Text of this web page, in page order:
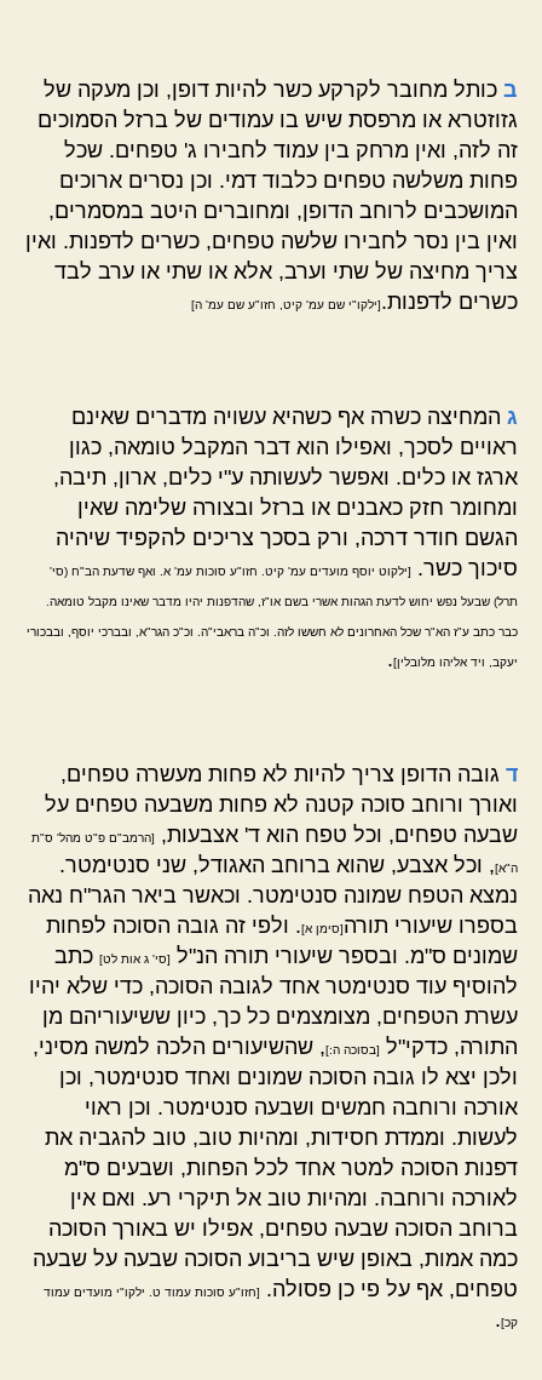
ב כותל מחובר לקרקע כשר להיות דופן, וכן מעקה של
גזוזטרא או מרפסת שיש בו עמודים של ברזל הסמוכים
זה לזה, ואין מרחק בין עמוד לחבירו ג' טפחים. שכל
פחות משלשה טפחים כלבוד דמי. וכן נסרים ארוכים
המושכבים לרוחב הדופן, ומחוברים היטב במסמרים,
ואין בין נסר לחבירו שלשה טפחים, כשרים לדפנות. ואין
צריך מחיצה של שתי וערב, אלא או שתי או ערב לבד
כשרים לדפנות.[ילקו"י שם עמ' קיט, חזו"ע שם עמ' ה]
ג המחיצה כשרה אף כשהיא עשויה מדברים שאינם
ראויים לסכך, ואפילו הוא דבר המקבל טומאה, כגון
ארגז או כלים. ואפשר לעשותה ע"י כלים, ארון, תיבה,
ומחומר חזק כאבנים או ברזל ובצורה שלימה שאין
הגשם חודר דרכה, ורק בסכך צריכים להקפיד שיהיה
סיכוך כשר.
[ילקוט יוסף מועדים עמ' קיט. חזו"ע סוכות עמ' א. ואף שדעת הב"ח (סי'
תרל) שבעל נפש יחוש לדעת הגהות אשרי בשם או"ז, שהדפנות יהיו מדבר שאינו מקבל טומאה.
כבר כתב ע"ז הא"ר שכל האחרונים לא חששו לזה. וכ"ה בראבי"ה. וכ"כ הגר"א, ובברכי יוסף, ובבכורי
יעקב, ויד אליהו מלובלין].
ד גובה הדופן צריך להיות לא פחות מעשרה טפחים,
ואורך ורוחב סוכה קטנה לא פחות משבעה טפחים על
שבעה טפחים, וכל טפח הוא ד' אצבעות,
[הרמב"ם פ"ט מהל' ס"ת
ה"א], וכל אצבע, שהוא ברוחב האגודל, שני סנטימטר.
נמצא הטפח שמונה סנטימטר. וכאשר ביאר הגר"ח נאה
בספרו שיעורי תורה[סימן א]. ולפי זה גובה הסוכה לפחות
שמונים ס"מ. ובספר שיעורי תורה הנ"ל [סי' ג אות לט] כתב
להוסיף עוד סנטימטר אחד לגובה הסוכה, כדי שלא יהיו
עשרת הטפחים, מצומצמים כל כך, כיון ששיעוריהם מן
התורה, כדקי"ל [בסוכה ה:], שהשיעורים הלכה למשה מסיני,
ולכן יצא לו גובה הסוכה שמונים ואחד סנטימטר, וכן
אורכה ורוחבה חמשים ושבעה סנטימטר. וכן ראוי
לעשות. וממדת חסידות, ומהיות טוב, טוב להגביה את
דפנות הסוכה למטר אחד לכל הפחות, ושבעים ס"מ
לאורכה ורוחבה. ומהיות טוב אל תיקרי רע. ואם אין
ברוחב הסוכה שבעה טפחים, אפילו יש באורך הסוכה
כמה אמות, באופן שיש בריבוע הסוכה שבעה על שבעה
טפחים, אף על פי כן פסולה.
[חזו"ע סוכות עמוד ט. ילקו"י מועדים עמוד
קכ].